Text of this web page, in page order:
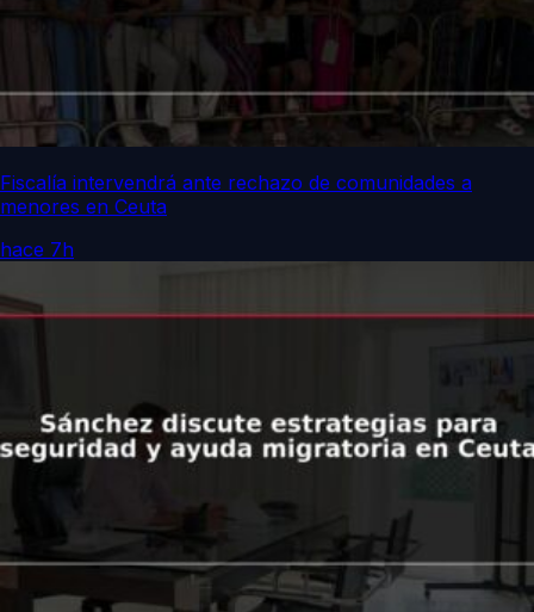
Fiscalía intervendrá ante rechazo de comunidades a
menores en Ceuta
hace 7h